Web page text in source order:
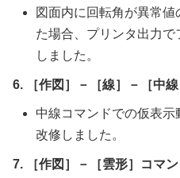
図面内に回転角が異常
た場合、プリンタ出力
しました。
6. ［作図］－［線］－［中
中線コマンドでの仮表
改修しました。
7. ［作図］－［雲形］コマン